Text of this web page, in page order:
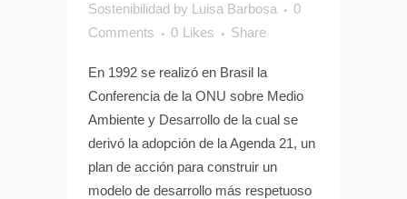
Sostenibilidad by Luisa Barbosa
0
Comments
0 Likes Share
En 1992 se realizó en Brasil la
Conferencia de la ONU sobre Medio
Ambiente y Desarrollo de la cual se
derivó la adopción de la Agenda 21, un
plan de acción para construir un
modelo de desarrollo más respetuoso